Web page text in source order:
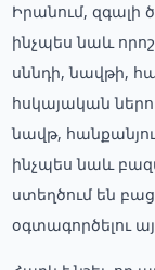
Իրանում, զգալի
ինչպես նաև
սննդի, նավթի,
հսկայական
նավթ,
ինչպես նաև
ստեղծում են
օգտագործելու